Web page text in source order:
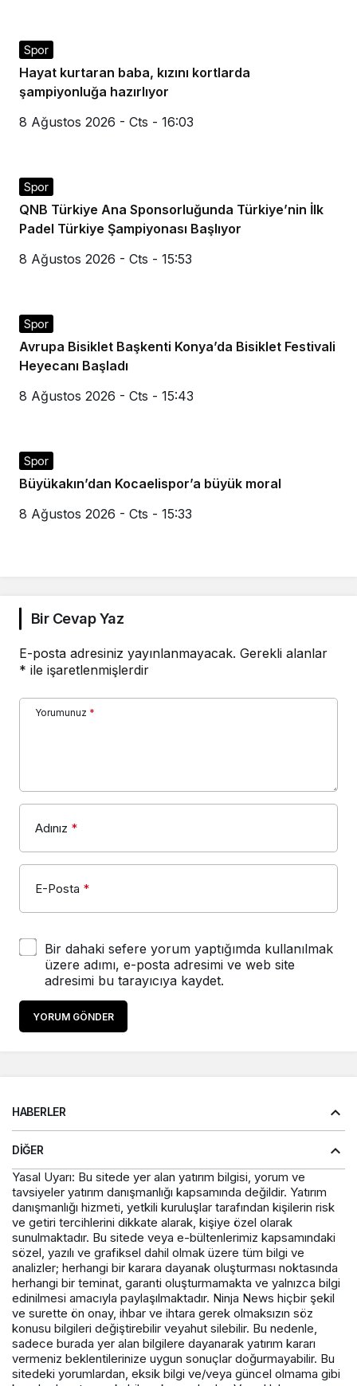
Spor
Hayat kurtaran baba, kızını kortlarda
şampiyonluğa hazırlıyor
8 Ağustos 2026 - Cts - 16:03
Spor
QNB Türkiye Ana Sponsorluğunda Türkiye’nin İlk
Padel Türkiye Şampiyonası Başlıyor
8 Ağustos 2026 - Cts - 15:53
Spor
Avrupa Bisiklet Başkenti Konya’da Bisiklet Festivali
Heyecanı Başladı
8 Ağustos 2026 - Cts - 15:43
Spor
Büyükakın’dan Kocaelispor’a büyük moral
8 Ağustos 2026 - Cts - 15:33
Bir Cevap Yaz
E-posta adresiniz yayınlanmayacak. Gerekli alanlar
* ile işaretlenmişlerdir
Yorumunuz *
Adınız *
E-Posta *
Bir dahaki sefere yorum yaptığımda kullanılmak
üzere adımı, e-posta adresimi ve web site
adresimi bu tarayıcıya kaydet.
YORUM GÖNDER
HABERLER
DIĞER
Yasal Uyarı: Bu sitede yer alan yatırım bilgisi, yorum ve
tavsiyeler yatırım danışmanlığı kapsamında değildir. Yatırım
danışmanlığı hizmeti, yetkili kuruluşlar tarafından kişilerin risk
ve getiri tercihlerini dikkate alarak, kişiye özel olarak
sunulmaktadır. Bu sitede veya e-bültenlerimiz kapsamındaki
sözel, yazılı ve grafiksel dahil olmak üzere tüm bilgi ve
analizler; herhangi bir karara dayanak oluşturması noktasında
herhangi bir teminat, garanti oluşturmamakta ve yalnızca bilgi
edinilmesi amacıyla paylaşılmaktadır. Ninja News hiçbir şekil
ve surette ön onay, ihbar ve ihtara gerek olmaksızın söz
konusu bilgileri değiştirebilir veyahut silebilir. Bu nedenle,
sadece burada yer alan bilgilere dayanarak yatırım kararı
vermeniz beklentilerinize uygun sonuçlar doğurmayabilir. Bu
sitedeki yorumlardan, eksik bilgi ve/veya güncel olmama gibi